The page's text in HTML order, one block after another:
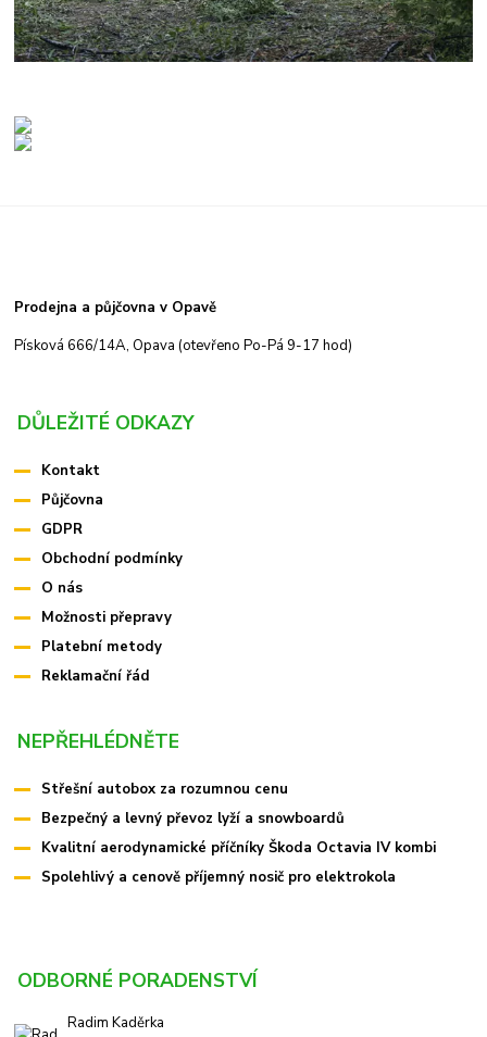
Prodejna a půjčovna v Opavě
Písková 666/14A, Opava (otevřeno Po-Pá 9-17 hod)
DŮLEŽITÉ ODKAZY
Kontakt
Půjčovna
GDPR
Obchodní podmínky
O nás
Možnosti přepravy
Platební metody
Reklamační řád
NEPŘEHLÉDNĚTE
Střešní autobox za rozumnou cenu
Bezpečný a levný převoz lyží a snowboardů
Kvalitní aerodynamické příčníky Škoda Octavia IV kombi
Spolehlivý a cenově příjemný nosič pro elektrokola
ODBORNÉ PORADENSTVÍ
Radim Kaděrka